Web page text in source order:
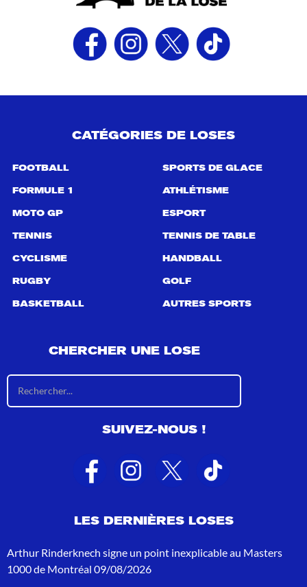
CATÉGORIES DE LOSES
FOOTBALL
FORMULE 1
MOTO GP
TENNIS
CYCLISME
RUGBY
BASKETBALL
SPORTS DE GLACE
ATHLÉTISME
ESPORT
TENNIS DE TABLE
HANDBALL
GOLF
AUTRES SPORTS
CHERCHER UNE LOSE
s
l
a
t
s
r
c
e
SUIVEZ-NOUS !
LES DERNIÈRES LOSES
Arthur Rinderknech signe un point inexplicable au Masters
1000 de Montréal 09/08/2026